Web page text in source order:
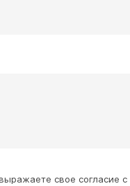
свое согласие с